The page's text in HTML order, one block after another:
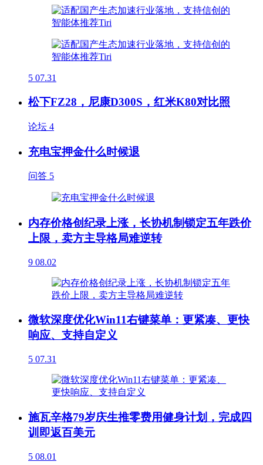
5 07.31
松下FZ28，尼康D300S，红米K80对比照
论坛 4
充电宝押金什么时候退
问答 5
内存价格创纪录上涨，长协机制锁定五年跌价
上限，卖方主导格局难逆转
9 08.02
微软深度优化Win11右键菜单：更紧凑、更快
响应、支持自定义
5 07.31
施瓦辛格79岁庆生推零费用健身计划，完成四
训即返百美元
5 08.01